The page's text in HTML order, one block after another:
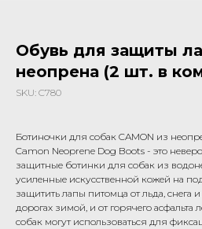
Обувь для защиты
неопрена (2 шт. в
SKU: C780
Ботиночки для собак CAMON из
Camon Neoprene Dog Boots - это
защитные ботинки для собак из
усиленные искусственной кожей на
защитить лапы питомца от льда, снега
дорогах зимой, и от горячего асфальта
собак могут использоваться для